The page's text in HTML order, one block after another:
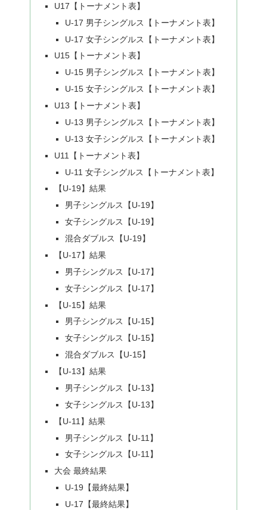
U17【トーナメント表】
U-17 男子シングルス【トーナメント表】
U-17 女子シングルス【トーナメント表】
U15【トーナメント表】
U-15 男子シングルス【トーナメント表】
U-15 女子シングルス【トーナメント表】
U13【トーナメント表】
U-13 男子シングルス【トーナメント表】
U-13 女子シングルス【トーナメント表】
U11【トーナメント表】
U-11 女子シングルス【トーナメント表】
【U-19】結果
男子シングルス【U-19】
女子シングルス【U-19】
混合ダブルス【U-19】
【U-17】結果
男子シングルス【U-17】
女子シングルス【U-17】
【U-15】結果
男子シングルス【U-15】
女子シングルス【U-15】
混合ダブルス【U-15】
【U-13】結果
男子シングルス【U-13】
女子シングルス【U-13】
【U-11】結果
男子シングルス【U-11】
女子シングルス【U-11】
大会 最終結果
U-19【最終結果】
U-17【最終結果】